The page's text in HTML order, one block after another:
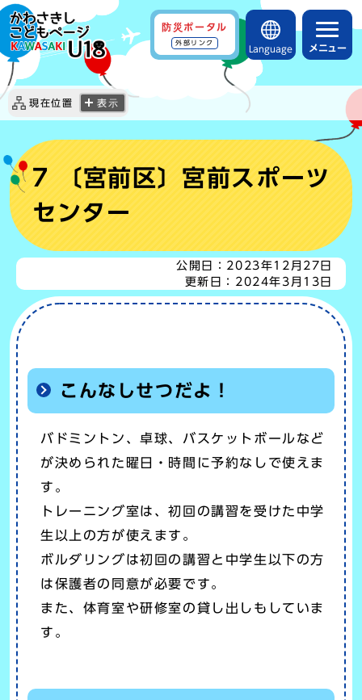
防災ポータル
外部リンク
Language メニュー
現在位置 表示
7 〔宮前区〕宮前スポーツ
センター
公開日： 2023年12月27日
更新日： 2024年3月13日
こんなしせつだよ！
バドミントン、卓球、バスケットボールなど
が決められた曜日・時間に予約なしで使えま
す。
トレーニング室は、初回の講習を受けた中学
生以上の方が使えます。
ボルダリングは初回の講習と中学生以下の方
は保護者の同意が必要です。
また、体育室や研修室の貸し出しもしていま
す。